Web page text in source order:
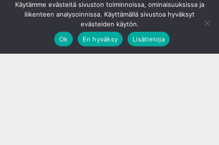
Käytämme evästeitä sivuston toiminnoissa, ominaisuuksissa ja
liikenteen analysoinnissa. Käyttämällä sivustoa hyväksyt
evästeiden käytön.
Ok
En hyväksy Lisätietoja